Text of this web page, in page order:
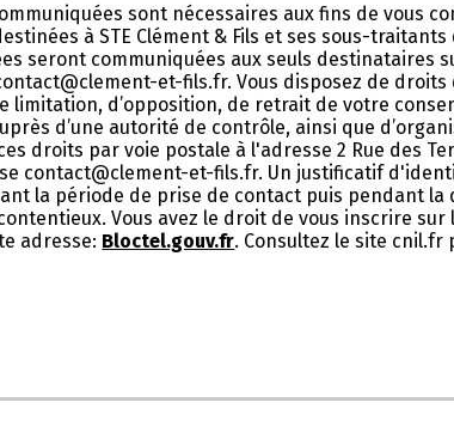
sont nécessaires aux fins de vous
à STE Clément & Fils et ses sous-
seront communiquées aux seuls destinataires
et-fils.fr. Vous disposez de droits
limitation, d’opposition, de retrait de votre
d’une autorité de contrôle, ainsi que
droits par voie postale à l'adresse 2 Rue des
contact@clement-et-fils.fr. Un justificatif
la période de prise de contact puis pendant
Vous avez le droit de vous inscrire
adresse: Bloctel.gouv.fr. Consultez le site cnil.fr